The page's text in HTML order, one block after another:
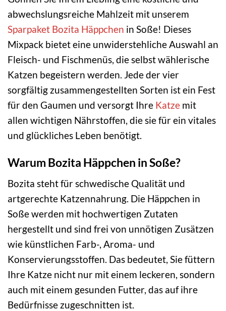
abwechslungsreiche Mahlzeit mit unserem
Sparpaket Bozita Häppchen in Soße! Dieses
Mixpack bietet eine unwiderstehliche Auswahl an
Fleisch- und Fischmenüs, die selbst wählerische
Katzen begeistern werden. Jede der vier
sorgfältig zusammengestellten Sorten ist ein Fest
für den Gaumen und versorgt Ihre Katze mit
allen wichtigen Nährstoffen, die sie für ein vitales
und glückliches Leben benötigt.
Warum Bozita Häppchen in Soße?
Bozita steht für schwedische Qualität und
artgerechte Katzennahrung. Die Häppchen in
Soße werden mit hochwertigen Zutaten
hergestellt und sind frei von unnötigen Zusätzen
wie künstlichen Farb-, Aroma- und
Konservierungsstoffen. Das bedeutet, Sie füttern
Ihre Katze nicht nur mit einem leckeren, sondern
auch mit einem gesunden Futter, das auf ihre
Bedürfnisse zugeschnitten ist.